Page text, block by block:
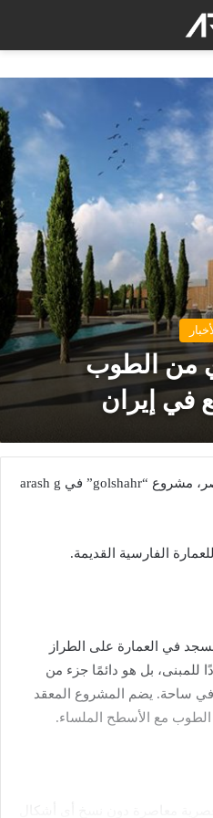
من الطوب
في إيران
بصرف النظر عن المسجد المعاصر، مشروع “golshahr” في arash g
الفارسية القديمة.
في العمارة على الطراز
للمبنى، بل هو دائمًا جزء من
في ساحة. يضم المشروع المعقد
الطوب مع الأسطح الملساء.